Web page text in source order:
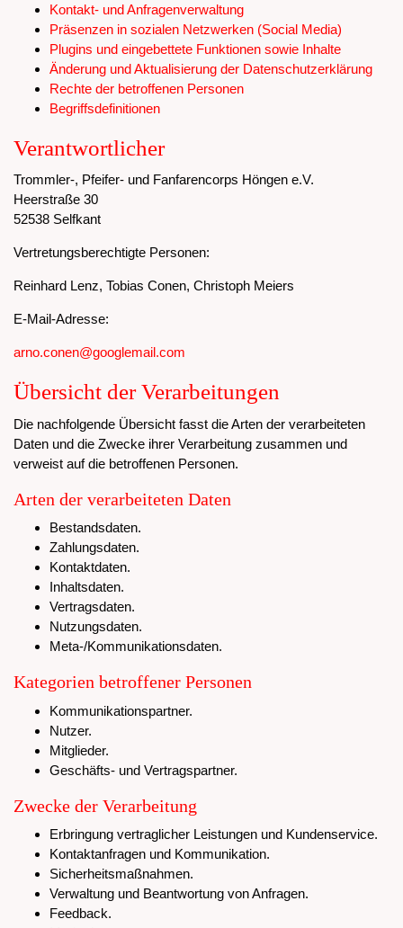
Kontakt- und Anfragenverwaltung
Präsenzen in sozialen Netzwerken (Social Media)
Plugins und eingebettete Funktionen sowie Inhalte
Änderung und Aktualisierung der Datenschutzerklärung
Rechte der betroffenen Personen
Begriffsdefinitionen
Verantwortlicher
Trommler-, Pfeifer- und Fanfarencorps Höngen e.V.
Heerstraße 30
52538 Selfkant
Vertretungsberechtigte Personen:
Reinhard Lenz, Tobias Conen, Christoph Meiers
E-Mail-Adresse:
arno.conen@googlemail.com
Übersicht der Verarbeitungen
Die nachfolgende Übersicht fasst die Arten der verarbeiteten
Daten und die Zwecke ihrer Verarbeitung zusammen und
verweist auf die betroffenen Personen.
Arten der verarbeiteten Daten
Bestandsdaten.
Zahlungsdaten.
Kontaktdaten.
Inhaltsdaten.
Vertragsdaten.
Nutzungsdaten.
Meta-/Kommunikationsdaten.
Kategorien betroffener Personen
Kommunikationspartner.
Nutzer.
Mitglieder.
Geschäfts- und Vertragspartner.
Zwecke der Verarbeitung
Erbringung vertraglicher Leistungen und Kundenservice.
Kontaktanfragen und Kommunikation.
Sicherheitsmaßnahmen.
Verwaltung und Beantwortung von Anfragen.
Feedback.